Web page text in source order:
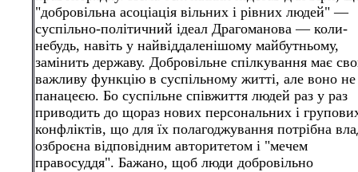
"добровільна асоціація вільних і рівних людей" —
суспільно-політичний ідеал Драгоманова — коли-
небудь, навіть у найвіддаленішому майбутньому,
замінить державу. Добровільне спілкування має
важливу функцію в суспільному житті, але воно не
панацеєю. Бо суспільне співжиття людей раз у раз
приводить до щораз нових персональних і
конфліктів, що для їх полагоджування потрібна
озброєна відповідним авторитетом і "мечем
правосуддя". Бажано, щоб люди добровільно